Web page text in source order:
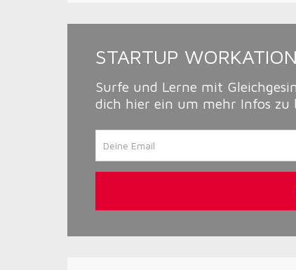
STARTUP
Surfe und Lerne mit
dich hier ein um mehr Infos zu